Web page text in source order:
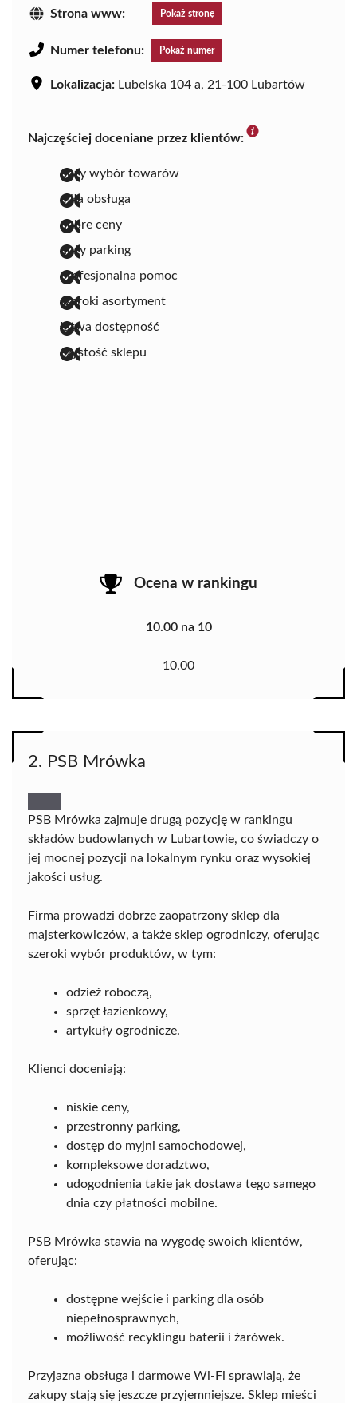
Strona www: Pokaż stronę
Numer telefonu: Pokaż numer
Lokalizacja: Lubelska 104 a, 21-100 Lubartów
Najczęściej doceniane przez klientów:
duży wybór towarów
miła obsługa
dobre ceny
duży parking
profesjonalna pomoc
szeroki asortyment
łatwa dostępność
czystość sklepu
Ocena w rankingu
10.00 na 10
10.00
2. PSB Mrówka
PSB Mrówka zajmuje drugą pozycję w rankingu
składów budowlanych w Lubartowie, co świadczy o
jej mocnej pozycji na lokalnym rynku oraz wysokiej
jakości usług.
Firma prowadzi dobrze zaopatrzony sklep dla
majsterkowiczów, a także sklep ogrodniczy, oferując
szeroki wybór produktów, w tym:
odzież roboczą,
sprzęt łazienkowy,
artykuły ogrodnicze.
Klienci doceniają:
niskie ceny,
przestronny parking,
dostęp do myjni samochodowej,
kompleksowe doradztwo,
udogodnienia takie jak dostawa tego samego
dnia czy płatności mobilne.
PSB Mrówka stawia na wygodę swoich klientów,
oferując:
dostępne wejście i parking dla osób
niepełnosprawnych,
możliwość recyklingu baterii i żarówek.
Przyjazna obsługa i darmowe Wi-Fi sprawiają, że
zakupy stają się jeszcze przyjemniejsze. Sklep mieści